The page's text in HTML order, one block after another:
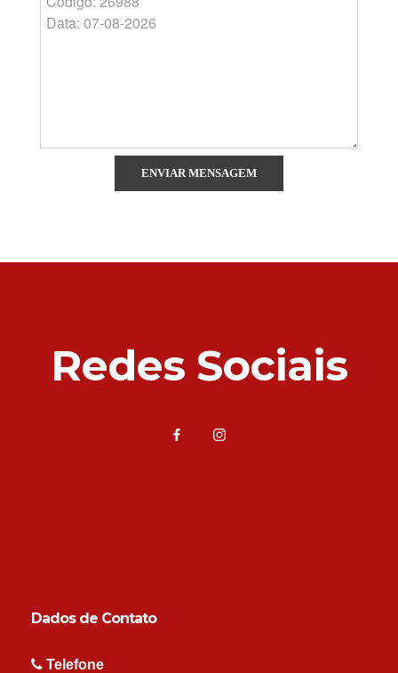
Redes Sociais
Dados de Contato
Telefone